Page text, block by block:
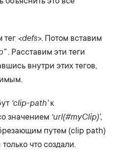
тег <defs>. Потом вставим
. Расставим эти теги
внутри этих тегов,
‘clip-path’к
значением ‘url(#myClip)’,
путем (clip path)
что создали.